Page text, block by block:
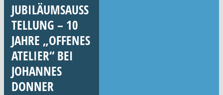
JUBILÄUMSAUSS
TELLUNG – 10
JAHRE „OFFENES
ATELIER“ BEI
JOHANNES
DONNER